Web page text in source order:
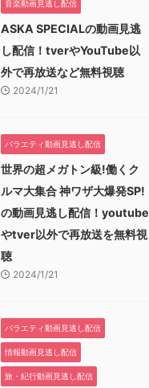
音楽動画見逃し配信
ASKA SPECIALの動画見逃
し配信！tverやYouTube以
外で再放送など無料視聴
2024/1/21
バラエティ動画見逃し配信
世界の超メガトン級!働くク
ルマ大集合 神ワザ大爆発SP!
の動画見逃し配信！youtube
やtver以外で再放送を無料視
聴
2024/1/21
バラエティ動画見逃し配信
情報動画見逃し配信
旅・紀行動画見逃し配信